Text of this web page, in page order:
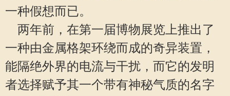
一种假想而已。
两年前，在第一届博物展览上推出了
一种由金属格架环绕而成的奇异装置，
能隔绝外界的电流与干扰，而它的发明
者选择赋予其一个带有神秘气质的名字